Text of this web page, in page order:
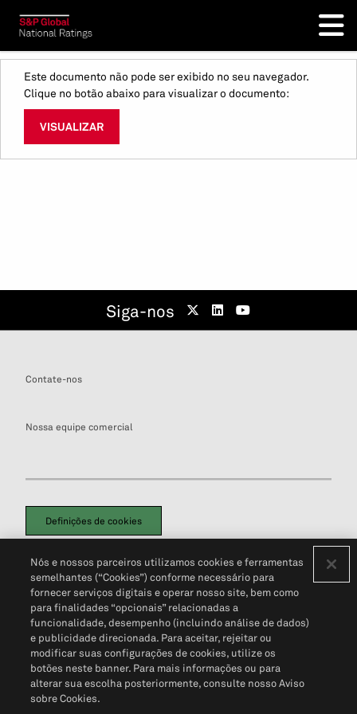
Este documento não pode ser exibido no seu navegador.
Clique no botão abaixo para visualizar o documento:
VISUALIZAR
Siga-nos
Contate-nos
Nossa equipe comercial
Definições de cookies
Política de PrivacidadePortal de privacidade do cliente (em inglês)
Não Venda Minhas Informações Pessoais© 2026 S&P Global
Nós e nossos parceiros utilizamos cookies e ferramentas
semelhantes (“Cookies”) conforme necessário para
fornecer serviços digitais e operar nosso site, bem como
para finalidades “opcionais” relacionadas a
funcionalidade, desempenho (incluindo análise de dados)
e publicidade direcionada. Para aceitar, rejeitar ou
modificar suas configurações de cookies, utilize os
botões neste banner. Para mais informações ou para
alterar sua escolha posteriormente, consulte nosso Aviso
sobre Cookies.